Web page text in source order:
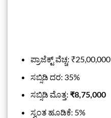
ಪ್ರಾಜೆಕ್ಟ್ ವೆಚ್ಚ: ₹25,00,000
ಸಬ್ಸಿಡಿ ದರ: 35%
ಸಬ್ಸಿಡಿ ಮೊತ್ತ: ₹8,75,000
ಸ್ವಂತ ಹೂಡಿಕೆ: 5%